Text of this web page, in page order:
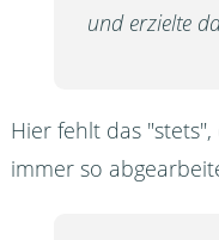
und erzielte
Hier fehlt das
immer so